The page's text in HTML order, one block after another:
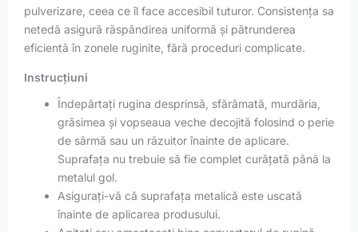
pulverizare, ceea ce îl face accesibil tuturor. Consistența sa
netedă asigură răspândirea uniformă și pătrunderea
eficientă în zonele ruginite, fără proceduri complicate.
Instrucțiuni
Îndepărtați rugina desprinsă, sfărâmată, murdăria,
grăsimea și vopseaua veche decojită folosind o perie
de sârmă sau un răzuitor înainte de aplicare.
Suprafața nu trebuie să fie complet curățată până la
metalul gol.
Asigurați-vă că suprafața metalică este uscată
înainte de aplicarea produsului.